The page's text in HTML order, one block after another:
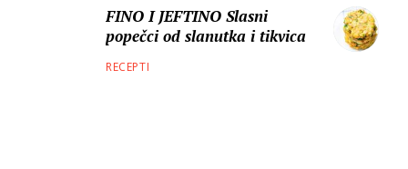
FINO I JEFTINO Slasni
popečci od slanutka i tikvica
RECEPTI